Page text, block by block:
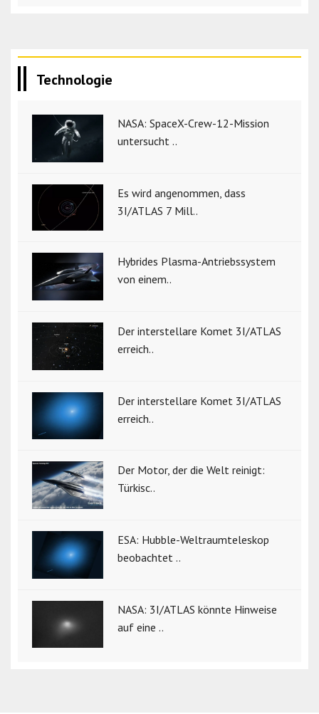
Technologie
NASA: SpaceX-Crew-12-Mission
untersucht ..
Es wird angenommen, dass
3I/ATLAS 7 Mill..
Hybrides Plasma-Antriebssystem
von einem..
Der interstellare Komet 3I/ATLAS
erreich..
Der interstellare Komet 3I/ATLAS
erreich..
Der Motor, der die Welt reinigt:
Türkisc..
ESA: Hubble-Weltraumteleskop
beobachtet ..
NASA: 3I/ATLAS könnte Hinweise
auf eine ..